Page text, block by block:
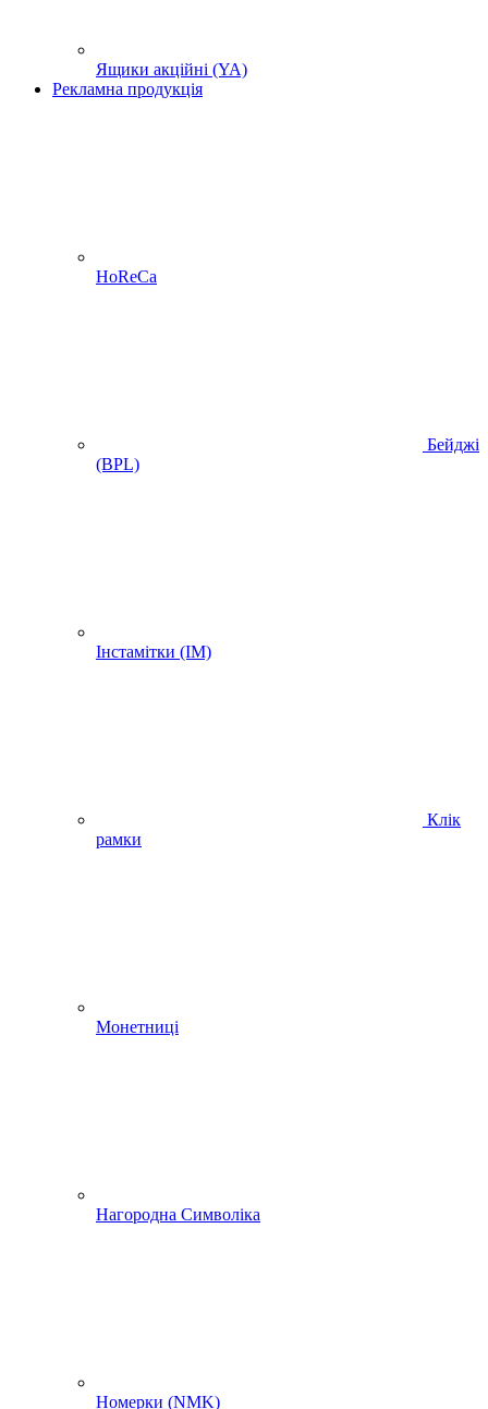
Ящики акційні (YA)
Рекламна продукція
HoReCa
Бейджі
(BPL)
Інстамітки (IM)
Клік
рамки
Монетниці
Нагородна Символіка
Номерки (NMK)